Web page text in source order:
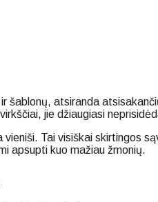
atsiranda
jie džiaugiasi
Tai visiškai skirtingos
apsupti kuo mažiau žmonių.